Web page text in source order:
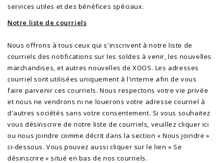
services utiles et des bénéfices spéciaux.
Notre liste de courriels
Nous offrons à tous ceux qui s'inscrivent à notre liste de
courriels des notifications sur les soldes à venir, les nouvelles
marchandises, et autres nouvelles de XOOS. Les adresses
courriel sont utilisées uniquement à l'interne afin de vous
faire parvenir ces courriels. Nous respectons votre vie privée
et nous ne vendrons ni ne louerons votre adresse courriel à
d'autres sociétés sans votre consentement. Si vous souhaitez
vous désinscrire de notre liste de courriels, veuillez cliquer ici
ou nous joindre comme décrit dans la section « Nous joindre »
ci-dessous. Vous pouvez aussi cliquer sur le lien « Se
désinscrire » situé en bas de nos courriels.